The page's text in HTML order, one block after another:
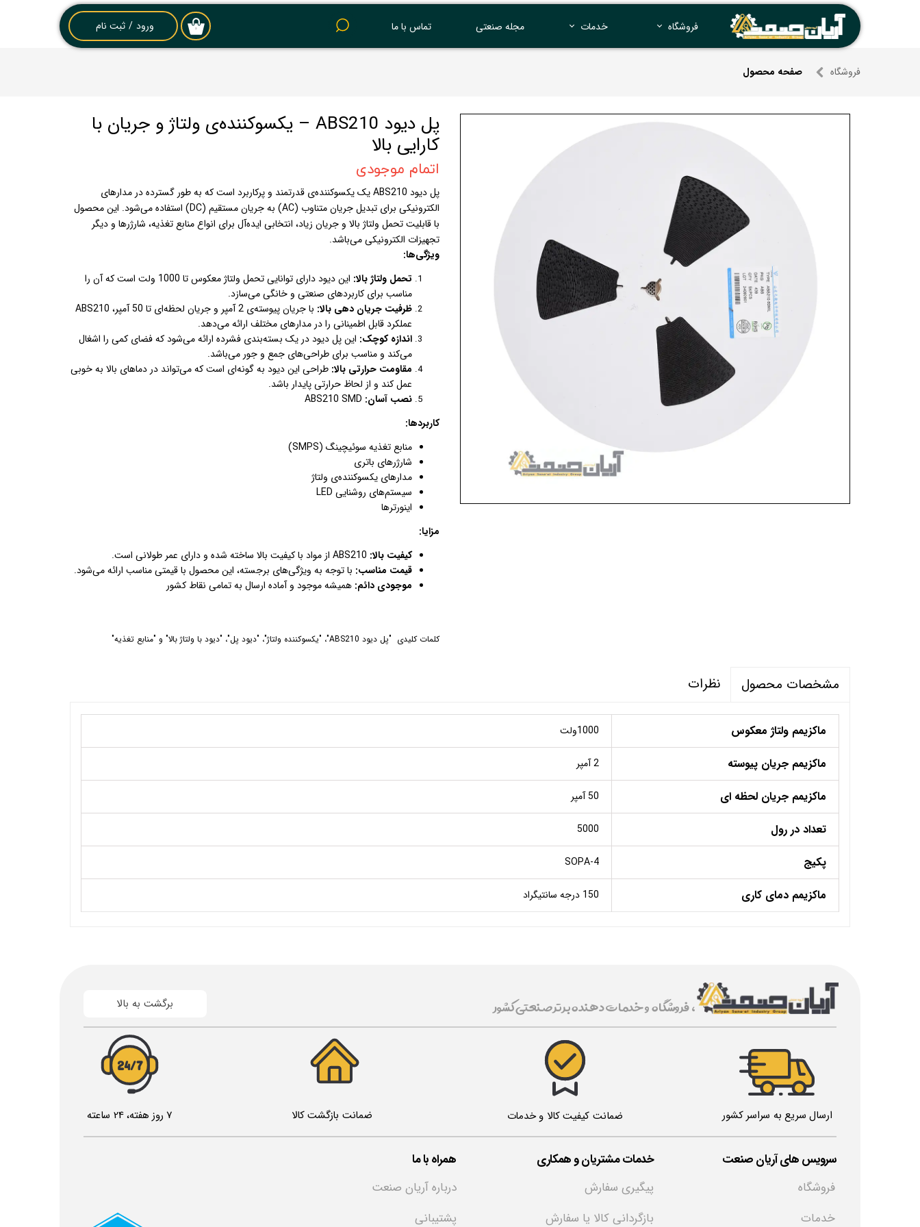
۰ ورود / ثبت نام
حساب کاربری من
خروج از حساب
فروشگاه خدمات مجله صنعتی تماس با ما
فروشگاه صفحه محصول
پل دیود ABS210 – یکسوکننده‌ی ولتاژ و جریان با
کارایی بالا
اتمام موجودی
پل دیود ABS210 یک یکسوکننده‌ی قدرتمند و پرکاربرد است که به طور گسترده در مدارهای
الکترونیکی برای تبدیل جریان متناوب (AC) به جریان مستقیم (DC) استفاده می‌شود. این محصول
با قابلیت تحمل ولتاژ بالا و جریان زیاد، انتخابی ایده‌آل برای انواع منابع تغذیه، شارژرها و دیگر
تجهیزات الکترونیکی می‌باشد.
ویژگی‌ها:
تحمل ولتاژ بالا:
این دیود دارای توانایی تحمل ولتاژ معکوس تا 1000 ولت است که آن را
مناسب برای کاربردهای صنعتی و خانگی می‌سازد.
ظرفیت جریان دهی بالا:
با جریان پیوسته‌ی 2 آمپر و جریان لحظه‌ای تا 50 آمپر، ABS210
عملکرد قابل اطمینانی را در مدارهای مختلف ارائه می‌دهد.
اندازه کوچک: این پل دیود در یک بسته‌بندی فشرده ارائه می‌شود که فضای کمی را اشغال
می‌کند و مناسب برای طراحی‌های جمع و جور می‌باشد.
مقاومت حرارتی بالا: طراحی این دیود به گونه‌ای است که می‌تواند در دماهای بالا به خوبی
عمل کند و از لحاظ حرارتی پایدار باشد.
نصب آسان:
کاربردها:
منابع تغذیه سوئیچینگ (SMPS)
شارژرهای باتری
مدارهای یکسوکننده‌ی ولتاژ
سیستم‌های روشنایی LED
اینورترها
مزایا:
کیفیت بالا:
قیمت مناسب: با توجه به ویژگی‌های برجسته، این محصول با قیمتی مناسب ارائه می‌شود.
موجودی دائم: همیشه موجود و آماده ارسال به تمامی نقاط کشور
کلمات کلیدی "پل دیود ABS210"، "یکسوکننده ولتاژ"، "دیود پل"، "دیود با ولتاژ بالا" و "منابع تغذیه"
مشخصات محصول نظرات
ماکزیمم ولتاژ معکوس 1000ولت
ماکزیمم جریان پیوسته 2 آمپر
ماکزیمم جریان لحظه ای 50 آمپر
تعداد در رول 5000
پکیج SOPA-4
ماکزیمم دمای کاری 150 درجه سانتیگراد
7 روز هفته، 24 ساعته ضمانت بازگشت کالا ضمانت کیفیت کالا و خدمات
برگشت به بالا ، فروشگاه و خدمات دهنده برتر صنعتی کشور
​سرویس های آریان صنعت خدمات مشتریان و همکاری
همراه با ما
فروشگاه
خدمات
پیگیری سفارش
بازگردانی کالا یا سفارش
درباره آریان صنعت
پشتیبانی
ارسال سریع به سراسر کشور
24/7